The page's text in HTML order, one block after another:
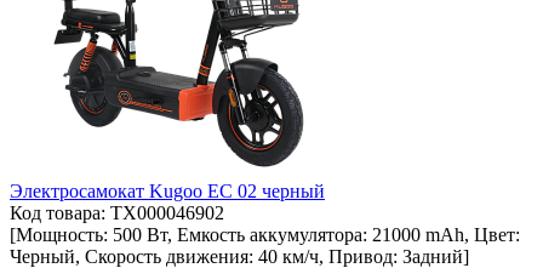
Электросамокат Kugoo EC 02 черный
Код товара: ТХ000046902
[Мощность: 500 Вт, Емкость аккумулятора: 21000 mAh, Цвет:
Черный, Скорость движения: 40 км/ч, Привод: Задний]